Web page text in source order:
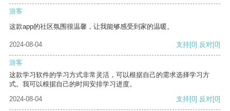
游客
这款app的社区氛围很温馨，让我能够感受到家的温暖。
2024-08-04 支持[0] 反对[0]
游客
这款学习软件的学习方式非常灵活，可以根据自己的需求选择学习方
式。我可以根据自己的时间安排学习进度。
2024-08-04
支持[0] 反对[0]